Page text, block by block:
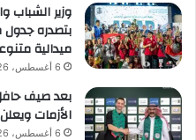
وزير الشباب
ميدالية
6 أغسطس، 2026
بعد صيف
الأزمات
6 أغسطس، 2026